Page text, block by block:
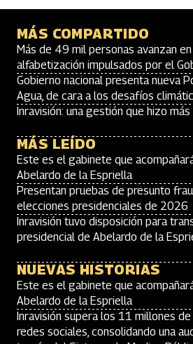
MÁS COMPARTIDO
Más de 49 mil personas avanzan
alfabetización impulsados por el
Gobierno nacional presenta nueva
Agua, de cara a los desafíos
Inravisión: una gestión que hizo
MÁS LEÍDO
Este es el gabinete que
Abelardo de la Espriella
Presentan pruebas de presunto
elecciones presidenciales de 2026
Inravisión tuvo disposición para
presidencial de Abelardo de la
NUEVAS HISTORIAS
Este es el gabinete que
Abelardo de la Espriella
Inravisión supera los 11 millones
redes sociales, consolidando una